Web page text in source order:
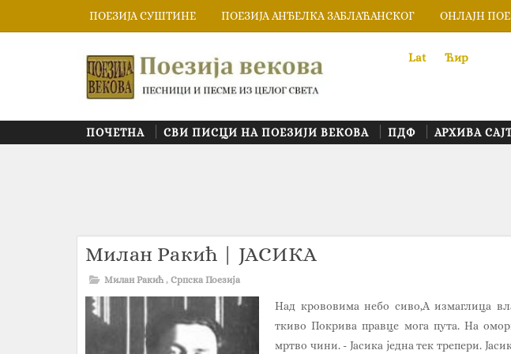
ПОЕЗИЈА СУШТИНЕ ПОЕЗИЈА АНЂЕЛКА ЗАБЛАЋАНСКОГ ОНЛАЈН
Lat Ћир
ПОЧЕТНА СВИ ПИСЦИ НА ПОЕЗИЈИ ВЕКОВА ПДФ АРХИВА
Милан Ракић‎ | ЈАСИКА
Милан Ракић , Српска Поезија
Над крововима небо сиво,А измаглица
ткиво Покрива правце мога пута. На
мртво чини. - Јасика једна тек трепери.